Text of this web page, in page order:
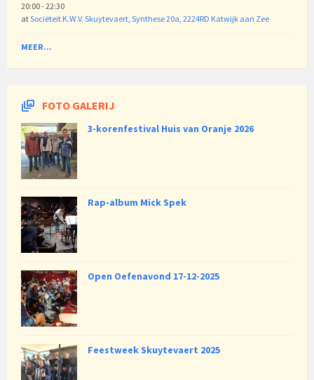
20:00 - 22:30
atSociëteit K.W.V. Skuytevaert, Synthese 20a, 2224RD Katwijk aan Zee
MEER...
FOTO GALERIJ
3-korenfestival Huis van Oranje 2026
Rap-album Mick Spek
Open Oefenavond 17-12-2025
Feestweek Skuytevaert 2025